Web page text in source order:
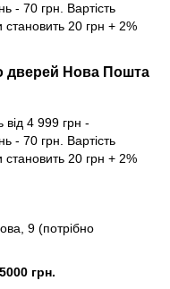
- 70 грн. Вартість
становить 20 грн + 2%
дверей Нова Пошта
від 4 999 грн -
- 70 грн. Вартість
становить 20 грн + 2%
9 (потрібно
грн.